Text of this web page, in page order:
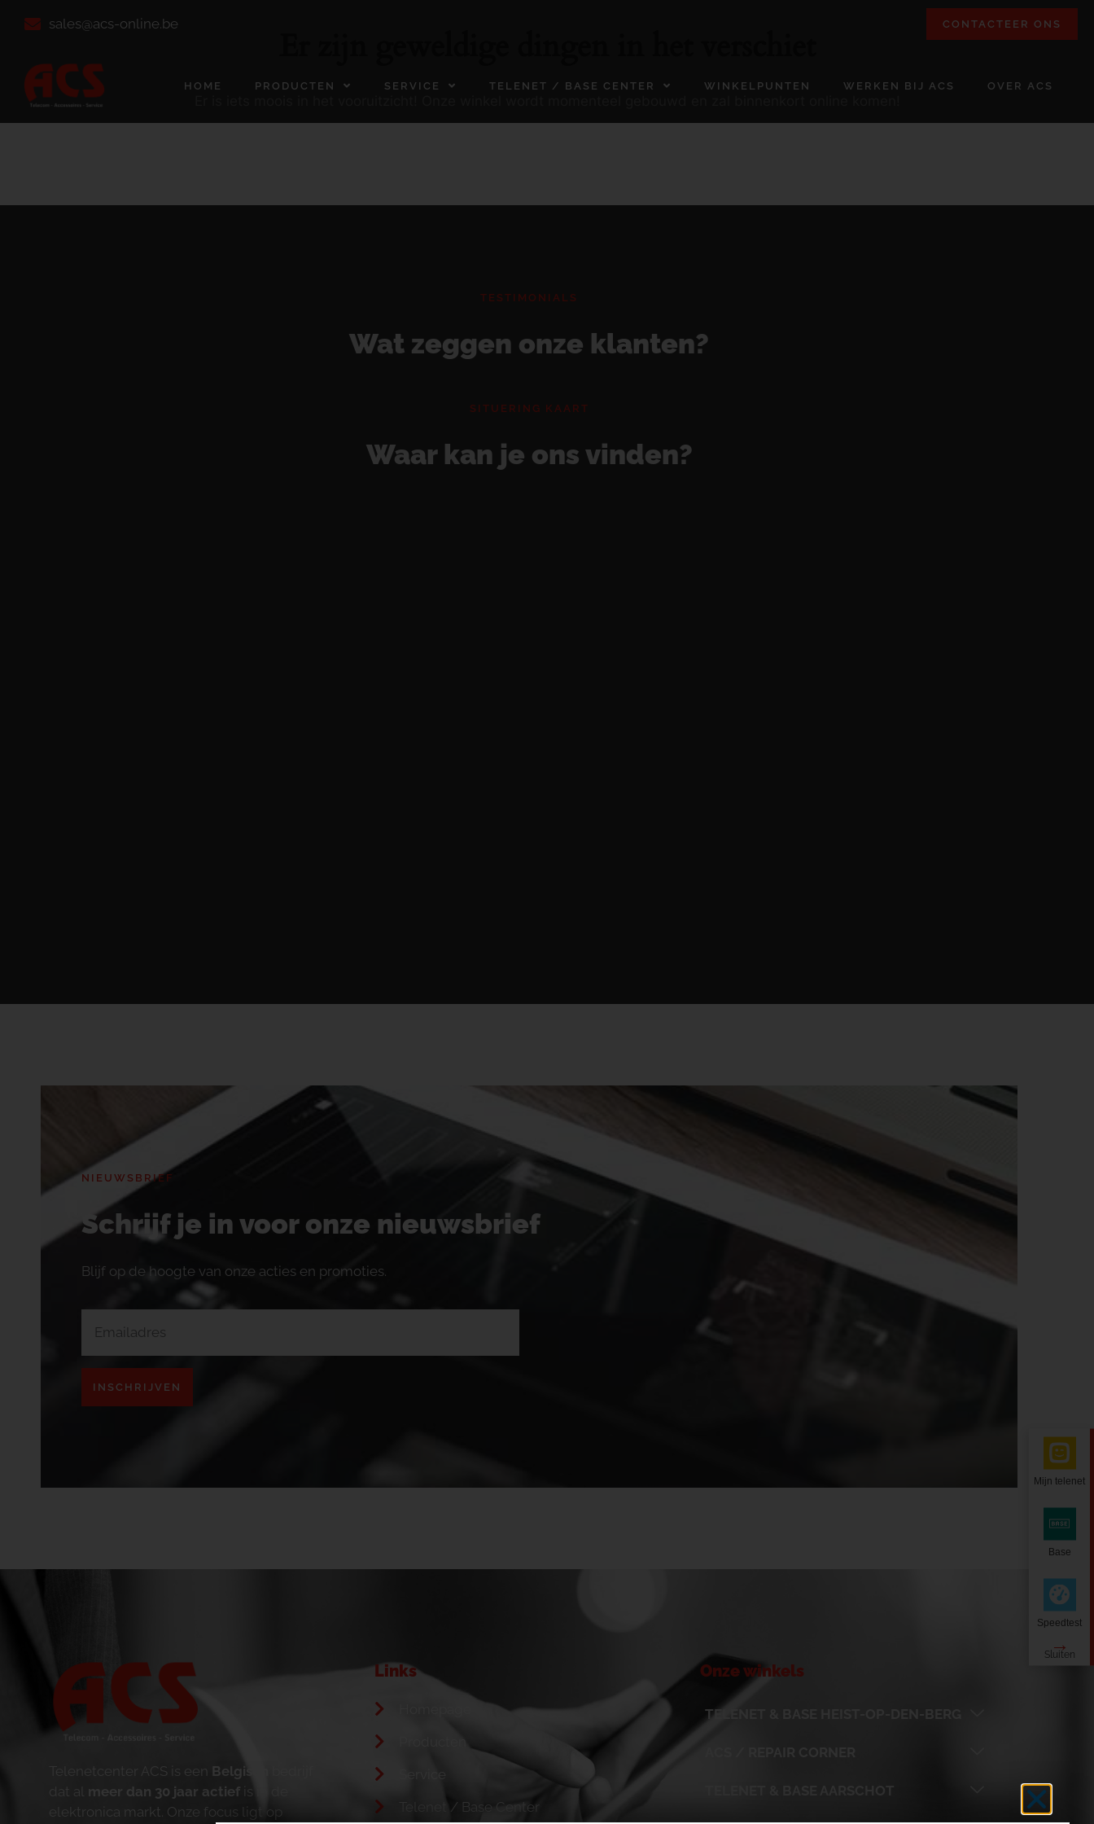
sales@acs-online.be CONTACTEER ONS
HOME PRODUCTEN SERVICE TELENET / BASE CENTER WINKELPUNTEN WERKEN BIJ ACS OVER ACS
TESTIMONIALS
Wat zeggen onze klanten?
SITUERING KAART
Waar kan je ons vinden?
NIEUWSBRIEF
Schrijf je in voor onze nieuwsbrief
Blijf op de hoogte van onze acties en promoties.
INSCHRIJVEN
Telenetcenter ACS is een Belgisch
dat al meer dan 30 jaar actief is in de
elektronica markt. Onze focus ligt op
Links
Telenet / Base Center
Onze winkels
TELENET & BASE HEIST-OP-DEN-BERG
Mijn telenet
Base
Speedtest